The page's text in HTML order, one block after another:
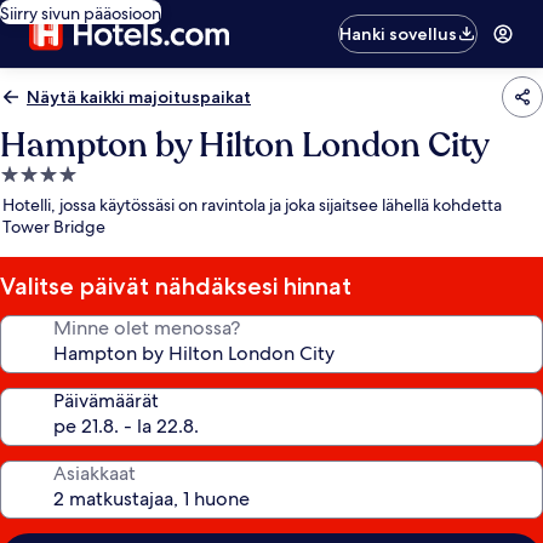
Siirry sivun pääosioon
Hanki sovellus
Näytä kaikki majoituspaikat
Hampton by Hilton London City
4.0
tähden
majoituspaikka
Hotelli, jossa käytössäsi on ravintola ja joka sijaitsee lähellä kohdetta
Tower Bridge
Valitse päivät nähdäksesi hinnat
Minne olet menossa?
Päivämäärät
Asiakkaat